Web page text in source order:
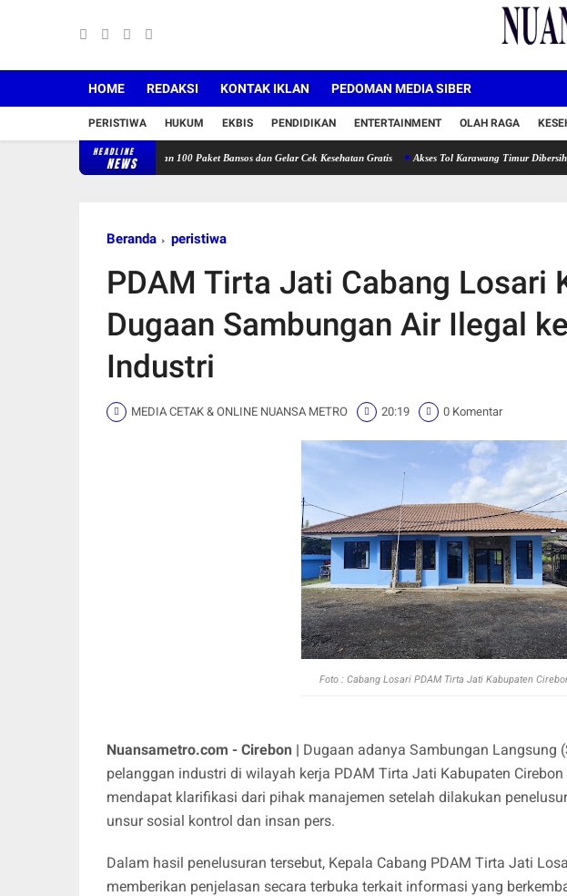
HOME REDAKSI KONTAK IKLAN PEDOMAN MEDIA SIBER
PERISTIWA HUKUM EKBIS PENDIDIKAN ENTERTAINMENT OLAH RAGA
HEADLINE
NEWS
Warungkiara Salurkan 100 Paket Bansos dan Gelar Cek Kesehatan Gratis Akses Tol Karawang Timur Dibersihkan Total,
Beranda peristiwa
PDAM Tirta Jati Cabang Losari
Dugaan Sambungan Air Ilegal
Industri
MEDIA CETAK & ONLINE NUANSA METRO 20:19 0 Komentar
Foto : Cabang Losari PDAM Tirta Jati Kabupaten
Nuansametro.com - Cirebon | Dugaan adanya Sambungan Langsung
pelanggan industri di wilayah kerja PDAM Tirta Jati Kabupaten
mendapat klarifikasi dari pihak manajemen setelah dilakukan
unsur sosial kontrol dan insan pers.
Dalam hasil penelusuran tersebut, Kepala Cabang PDAM Tirta Jati
memberikan penjelasan secara terbuka terkait informasi yang